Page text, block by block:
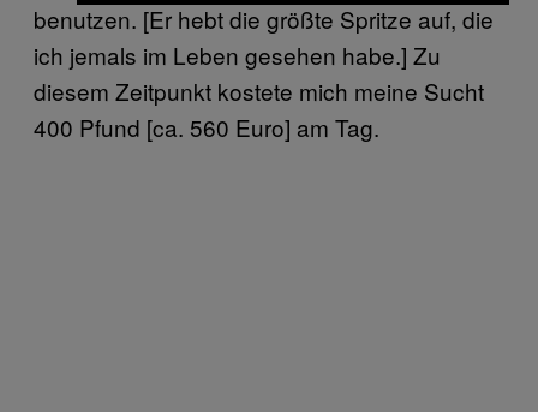
benutzen. [Er hebt die größte Spritze auf, die
ich jemals im Leben gesehen habe.] Zu
diesem Zeitpunkt kostete mich meine Sucht
400 Pfund [ca. 560 Euro] am Tag.